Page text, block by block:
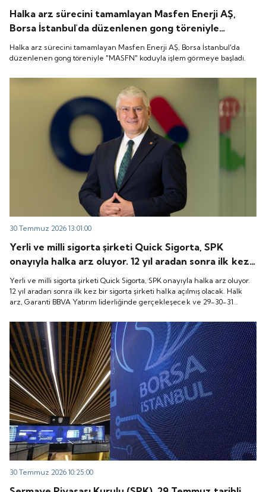
Halka arz sürecini tamamlayan Masfen Enerji AŞ,
Borsa İstanbul'da düzenlenen gong töreniyle
"MASFN" koduyla işlem görmeye başladı.
Halka arz sürecini tamamlayan Masfen Enerji AŞ, Borsa İstanbul'da
düzenlenen gong töreniyle "MASFN" koduyla işlem görmeye başladı.
30 Temmuz 2026 13:01:00
Yerli ve milli sigorta şirketi Quick Sigorta, SPK
onayıyla halka arz oluyor. 12 yıl aradan sonra ilk kez
bir sigorta şirketi halka açılmış olacak. Halk arz,
Garanti BBVA Yatırım liderliğinde gerçekleşecek ve
29-30-31 Temmuz 2026 tarihlerinde talep
ile Quick Sigorta işlem görmeye başlayacak.
Yerli ve milli sigorta şirketi Quick Sigorta, SPK onayıyla halka arz oluyor.
12 yıl aradan sonra ilk kez bir sigorta şirketi halka açılmış olacak. Halk
arz, Garanti BBVA Yatırım liderliğinde gerçekleşecek ve 29-30-31
“Gong Töreni” ile Quick Sigorta işlem görmeye başlayacak.
30 Temmuz 2026 10:25:00